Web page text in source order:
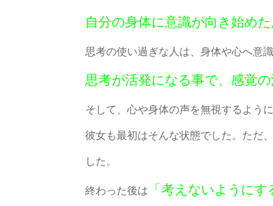
自分の身体に意識が向き始め
思考の使い過ぎな人は、身体や心へ意
思考が活発になる事で、感覚
そして、心や身体の声を無視するよう
彼女も最初はそんな状態でした。ただ
した。
終わった後は 「考えないように